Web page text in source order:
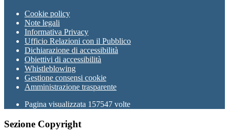
Cookie policy
Note legali
Informativa Privacy
Ufficio Relazioni con il Pubblico
Dichiarazione di accessibilità
Obiettivi di accessibilità
Whistleblowing
Gestione consensi cookie
Amministrazione trasparente
Pagina visualizzata 157547 volte
Sezione Copyright